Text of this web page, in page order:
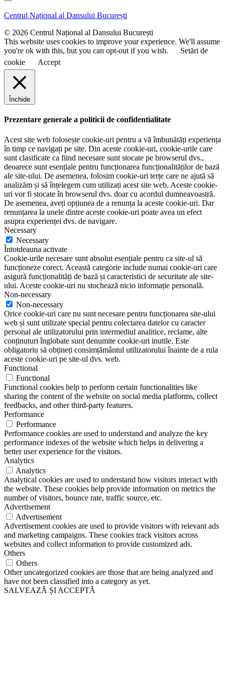
m
m
e
Centrul Național al Dansului București
© 2026 Centrul Național al Dansului București
This website uses cookies to improve your experience. We'll assume
you're ok with this, but you can opt-out if you wish.
Setări de
cookie
Accept
Închide
Prezentare generale a politicii de confidentialitate
Acest site web folosește cookie-uri pentru a vă îmbunătăți experiența
în timp ce navigați pe site. Din aceste cookie-uri, cookie-urile care
sunt clasificate ca fiind necesare sunt stocate pe browserul dvs.,
deoarece sunt esențiale pentru funcționarea funcționalităților de bază
ale site-ului. De asemenea, folosim cookie-uri terțe care ne ajută să
analizăm și să înțelegem cum utilizați acest site web. Aceste cookie-
uri vor fi stocate în browserul dvs. doar cu acordul dumneavoastră.
De asemenea, aveți opțiunea de a renunța la aceste cookie-uri. Dar
renunțarea la unele dintre aceste cookie-uri poate avea un efect
asupra experienței dvs. de navigare.
Necessary
Necessary
Întotdeauna activate
Cookie-urile necesare sunt absolut esențiale pentru ca site-ul să
funcționeze corect. Această categorie include numai cookie-uri care
asigură funcționalități de bază și caracteristici de securitate ale site-
ului. Aceste cookie-uri nu stochează nicio informație personală.
Non-necessary
Non-necessary
Orice cookie-uri care nu sunt necesare pentru funcționarea site-ului
web și sunt utilizate special pentru colectarea datelor cu caracter
personal ale utilizatorului prin intermediul analitice, reclame, alte
conținuturi înglobate sunt denumite cookie-uri inutile. Este
obligatoriu să obțineți consimțământul utilizatorului înainte de a rula
aceste cookie-uri pe site-ul dvs. web.
Functional
Functional
Functional cookies help to perform certain functionalities like
sharing the content of the website on social media platforms, collect
feedbacks, and other third-party features.
Performance
Performance
Performance cookies are used to understand and analyze the key
performance indexes of the website which helps in delivering a
better user experience for the visitors.
Analytics
Analytics
Analytical cookies are used to understand how visitors interact with
the website. These cookies help provide information on metrics the
number of visitors, bounce rate, traffic source, etc.
Advertisement
Advertisement
Advertisement cookies are used to provide visitors with relevant ads
and marketing campaigns. These cookies track visitors across
websites and collect information to provide customized ads.
Others
Others
Other uncategorized cookies are those that are being analyzed and
have not been classified into a category as yet.
SALVEAZĂ ȘI ACCEPTĂ